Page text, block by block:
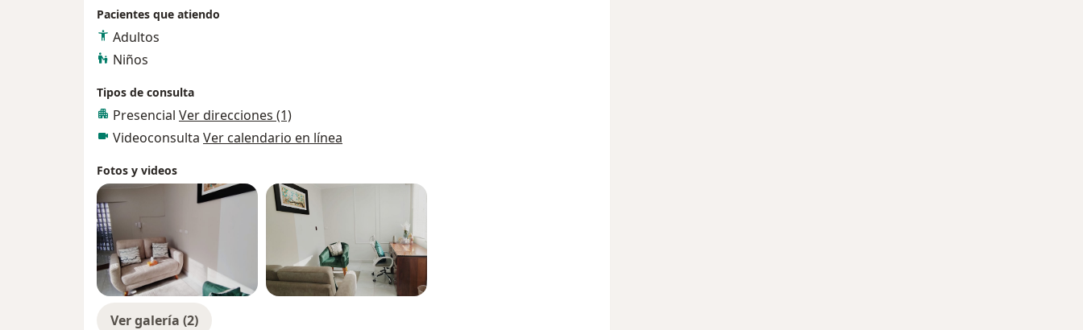
Pacientes que atiendo
Adultos
Niños
Tipos de consulta
Presencial Ver direcciones (1)
Videoconsulta Ver calendario en línea
Fotos y videos
Ver galería (2)